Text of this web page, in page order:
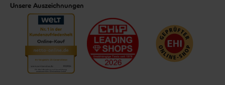
Unsere Auszeichnungen